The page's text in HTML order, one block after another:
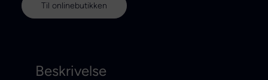
Til onlinebutikken
Beskrivelse